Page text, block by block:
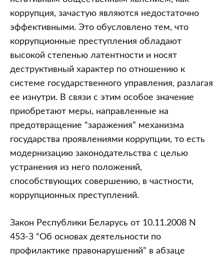
коррупция, зачастую являются недостаточно
эффективными. Это обусловлено тем, что
коррупционные преступления обладают
высокой степенью латентности и носят
деструктивный характер по отношению к
системе государственного управления, разлагая
ее изнутри. В связи с этим особое значение
приобретают меры, направленные на
предотвращение “заражения” механизма
государства проявлениями коррупции, то есть
модернизацию законодательства с целью
устранения из него положений,
способствующих совершению, в частности,
коррупционных преступлений.
Закон Республики Беларусь от 10.11.2008 N
453-З “Об основах деятельности по
профилактике правонарушений” в абзаце